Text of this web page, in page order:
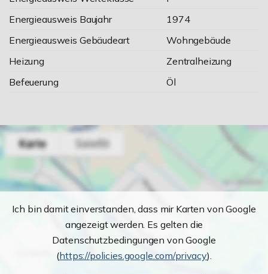
Energieausweis Baujahr
1974
Energieausweis Gebäudeart
Wohngebäude
Heizung
Zentralheizung
Befeuerung
Öl
Ich bin damit einverstanden, dass mir Karten von Google
angezeigt werden. Es gelten die
Datenschutzbedingungen von Google
(https://policies.google.com/privacy).